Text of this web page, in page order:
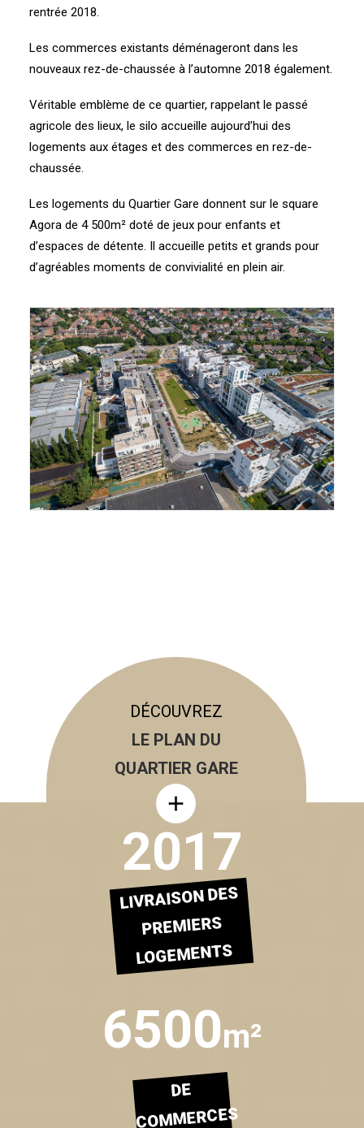
rentrée 2018.
Les commerces existants déménageront dans les
nouveaux rez-de-chaussée à l’automne 2018 également.
Véritable emblème de ce quartier, rappelant le passé
agricole des lieux, le silo accueille aujourd’hui des
logements aux étages et des commerces en rez-de-
chaussée.
Les logements du Quartier Gare donnent sur le square
Agora de 4 500m² doté de jeux pour enfants et
d’espaces de détente. Il accueille petits et grands pour
d’agréables moments de convivialité en plein air.
DÉCOUVREZ
LE PLAN DU
QUARTIER GARE
2017
LIVRAISON DES
PREMIERS
LOGEMENTS
6500m²
DE
COMMERCES